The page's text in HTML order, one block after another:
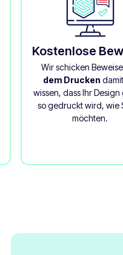
Kostenlose
Wir schicken
dem Drucken
wissen, dass Ihr Design
so gedruckt wird, wie
möchten.